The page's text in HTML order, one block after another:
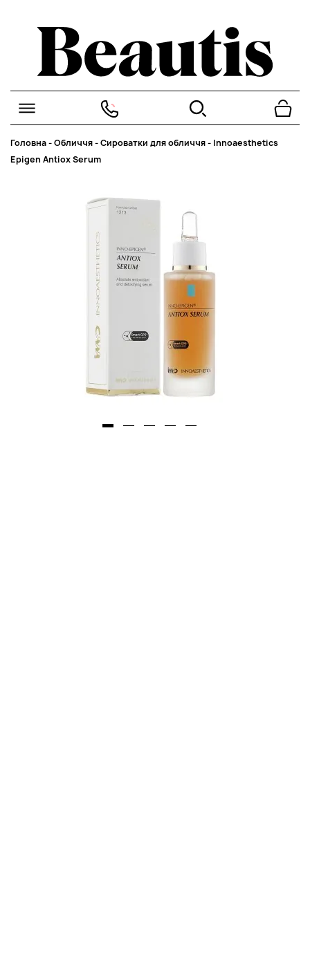
Головна-Обличчя-Сироватки для обличчя- Innoaesthetics
Epigen Antiox Serum